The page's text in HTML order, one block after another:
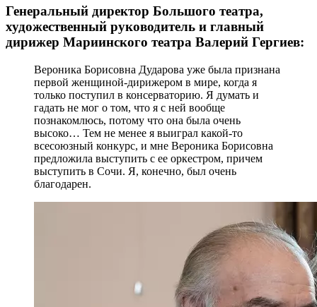
Генеральный директор Большого театра,
художественный руководитель и главный
дирижер Мариинского театра Валерий Гергиев:
Вероника Борисовна Дударова уже была признана
первой женщиной-дирижером в мире, когда я
только поступил в консерваторию. Я думать и
гадать не мог о том, что я с ней вообще
познакомлюсь, потому что она была очень
высоко… Тем не менее я выиграл какой-то
всесоюзный конкурс, и мне Вероника Борисовна
предложила выступить с ее оркестром, причем
выступить в Сочи. Я, конечно, был очень
благодарен.